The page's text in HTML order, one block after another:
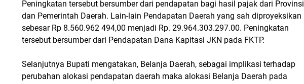
Peningkatan tersebut bersumber dari pendapatan bagi hasil pajak dari Provinsi
dan Pemerintah Daerah. Lain-lain Pendapatan Daerah yang sah diproyeksikan
sebesar Rp 8.560.962 494,00 menjadi Rp. 29.964.303.297.00. Peningkatan
tersebut bersumber dari Pendapatan Dana Kapitasi JKN pada FKTP.
Selanjutnya Bupati mengatakan, Belanja Daerah, sebagai implikasi terhadap
perubahan alokasi pendapatan daerah maka alokasi Belanja Daerah pada